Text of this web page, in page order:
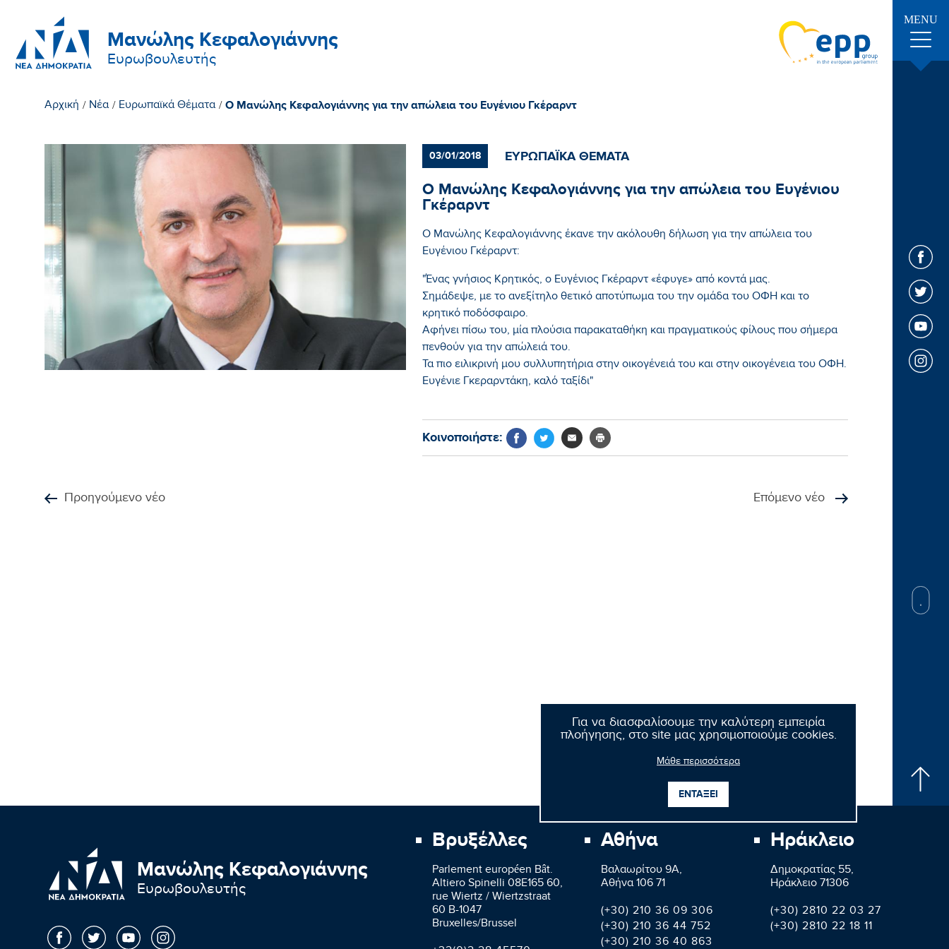
Μανώλης Κεφαλογιάννης
Ευρωβουλευτής
MENU
Για να διασφαλίσουμε την καλύτερη εμπειρία
πλοήγησης, στο site μας χρησιμοποιούμε cookies.
Μάθε περισσότερα
ΕΝΤΑΞΕΙ
Αρχική / Νέα / Ευρωπαϊκά Θέματα / Ο Μανώλης Κεφαλογιάννης για την απώλεια του Ευγένιου Γκέραρντ
03/01/2018 ΕΥΡΩΠΑΪΚΑ ΘΕΜΑΤΑ
Ο Μανώλης Κεφαλογιάννης για την απώλεια του Ευγένιου
Γκέραρντ
Ο Μανώλης Κεφαλογιάννης έκανε την ακόλουθη δήλωση για την απώλεια του
Ευγένιου Γκέραρντ:
"Ένας γνήσιος Κρητικός, ο Ευγένιος Γκέραρντ «έφυγε» από κοντά μας.
Σημάδεψε, με το ανεξίτηλο θετικό αποτύπωμα του την ομάδα του ΟΦΗ και το
κρητικό ποδόσφαιρο.
Αφήνει πίσω του, μία πλούσια παρακαταθήκη και πραγματικούς φίλους που σήμερα
πενθούν για την απώλειά του.
Τα πιο ειλικρινή μου συλλυπητήρια στην οικογένειά του και στην οικογένεια του ΟΦΗ.
Ευγένιε Γκεραρντάκη, καλό ταξίδι"
Κοινοποιήστε:
Προηγούμενο νέο Επόμενο νέο
Μανώλης Κεφαλογιάννης
Ευρωβουλευτής
Βρυξέλλες
Parlement européen Bât.
Altiero Spinelli 08E165 60,
rue Wiertz / Wiertzstraat
60 B-1047
Bruxelles/Brussel
Αθήνα
Βαλαωρίτου 9A,
Aθήνα 106 71
(+30) 210 36 09 306
(+30) 210 36 44 752
(+30) 210 36 40 863
Ηράκλειο
Δημοκρατίας 55,
Ηράκλειο 71306
(+30) 2810 22 03 27
(+30) 2810 22 18 11